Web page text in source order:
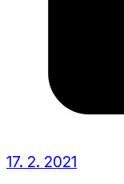
17. 2. 2021